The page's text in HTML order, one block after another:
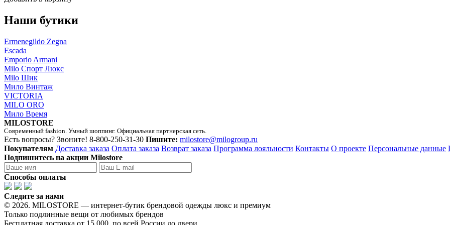
Наши бутики
Ermenegildo Zegna
Escada
Emporio Armani
Milo Спорт Люкс
Milo Шик
Мило Винтаж
VICTORIA
MILO ORO
Мило Время
MILOSTORE
Современный fashion. Умный шоппинг. Официальная партнерская сеть.
Есть вопросы? Звоните! 8-800-250-31-30 Пишите: milostore@milogroup.ru
Покупателям Доставка заказа Оплата заказа Возврат заказа Программа лояльности Контакты О проекте Персональные данные
Подпишитесь на акции Milostore
Способы оплаты
Следите за нами
© 2026. MILOSTORE — интернет-бутик брендовой одежды люкс и премиум
Только подлинные вещи от любимых брендов
Бесплатная доставка от 15 000, по всей России до двери